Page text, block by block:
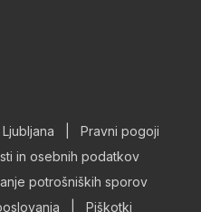
Pravni pogoji
in osebnih podatkov
potrošniških sporov
Piškotki